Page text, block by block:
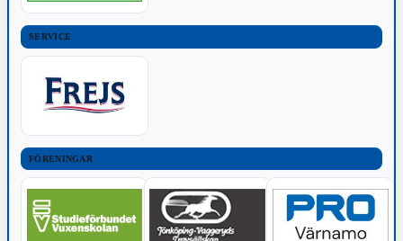
SERVICE
FÖRENINGAR